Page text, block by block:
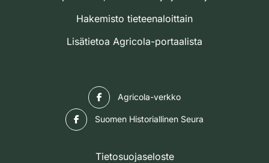
Hakemisto tieteenaloittain
Lisätietoa Agricola-portaalista
Agricola-verkko
Suomen Historiallinen Seura
Tietosuojaseloste